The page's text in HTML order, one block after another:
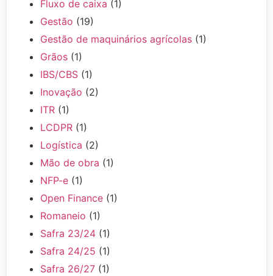
Fluxo de caixa (1)
Gestão (19)
Gestão de maquinários agrícolas (1)
Grãos (1)
IBS/CBS (1)
Inovação (2)
ITR (1)
LCDPR (1)
Logística (2)
Mão de obra (1)
NFP-e (1)
Open Finance (1)
Romaneio (1)
Safra 23/24 (1)
Safra 24/25 (1)
Safra 26/27 (1)